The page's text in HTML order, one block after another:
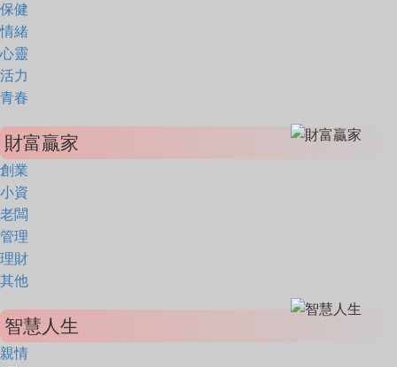
保健
情緒
心靈
活力
青春
財富贏家
創業
小資
老闆
管理
理財
其他
智慧人生
親情